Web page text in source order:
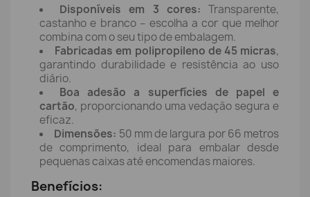
Disponíveis em 3 cores: Transparente,
castanho e branco – escolha a cor que melhor
combina com o seu tipo de embalagem.
Fabricadas em polipropileno de 45 micras,
garantindo durabilidade e resistência ao uso
diário.
Boa adesão a superfícies de papel e
cartão, proporcionando uma vedação segura e
eficaz.
Dimensões: 50 mm de largura por 66 metros
de comprimento, ideal para embalar desde
pequenas caixas até encomendas maiores.
Benefícios: